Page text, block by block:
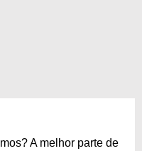
A melhor parte de